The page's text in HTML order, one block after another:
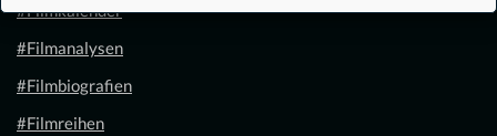
#Filmkalender
#Filmanalysen
#Filmbiografien
#Filmreihen